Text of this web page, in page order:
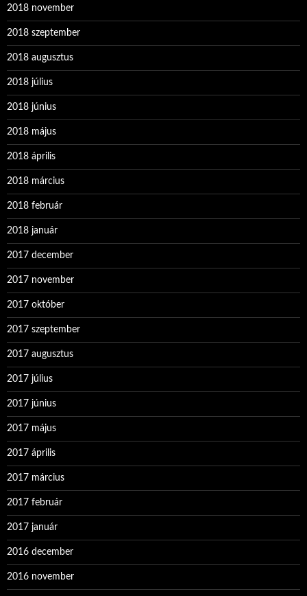
2018 november
2018 szeptember
2018 augusztus
2018 július
2018 június
2018 május
2018 április
2018 március
2018 február
2018 január
2017 december
2017 november
2017 október
2017 szeptember
2017 augusztus
2017 július
2017 június
2017 május
2017 április
2017 március
2017 február
2017 január
2016 december
2016 november